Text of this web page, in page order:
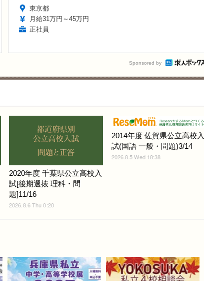
東京都
月給31万円～45万円
正社員
Sponsored by
2020年度 千葉県公立高校入
試[後期選抜 理科・問
題]11/16
2026.8.6 Thu 0:20
2014年度 佐賀県公立高校入
試(国語 一般・問題)3/14
2026.8.5 Wed 18:38